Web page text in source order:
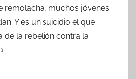
remolacha, muchos jóvenes
Y es un suicidio el que
de la rebelión contra la